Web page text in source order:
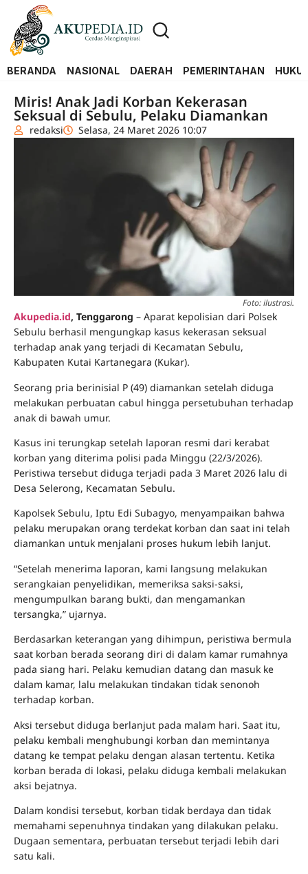
BERANDA NASIONAL DAERAH PEMERINTAHAN
Miris! Anak Jadi Korban Kekerasan
Seksual di Sebulu, Pelaku Diamankan
redaksi Selasa, 24 Maret 2026 10:07
Foto: ilustrasi.
Akupedia.id, Tenggarong – Aparat kepolisian dari Polsek
Sebulu berhasil mengungkap kasus kekerasan seksual
terhadap anak yang terjadi di Kecamatan Sebulu,
Kabupaten Kutai Kartanegara (Kukar).
Seorang pria berinisial P (49) diamankan setelah diduga
melakukan perbuatan cabul hingga persetubuhan terhadap
anak di bawah umur.
Kasus ini terungkap setelah laporan resmi dari kerabat
korban yang diterima polisi pada Minggu (22/3/2026).
Peristiwa tersebut diduga terjadi pada 3 Maret 2026 lalu di
Desa Selerong, Kecamatan Sebulu.
Kapolsek Sebulu, Iptu Edi Subagyo, menyampaikan bahwa
pelaku merupakan orang terdekat korban dan saat ini telah
diamankan untuk menjalani proses hukum lebih lanjut.
“Setelah menerima laporan, kami langsung melakukan
serangkaian penyelidikan, memeriksa saksi-saksi,
mengumpulkan barang bukti, dan mengamankan
tersangka,” ujarnya.
Berdasarkan keterangan yang dihimpun, peristiwa bermula
saat korban berada seorang diri di dalam kamar rumahnya
pada siang hari. Pelaku kemudian datang dan masuk ke
dalam kamar, lalu melakukan tindakan tidak senonoh
terhadap korban.
Aksi tersebut diduga berlanjut pada malam hari. Saat itu,
pelaku kembali menghubungi korban dan memintanya
datang ke tempat pelaku dengan alasan tertentu. Ketika
korban berada di lokasi, pelaku diduga kembali melakukan
aksi bejatnya.
Dalam kondisi tersebut, korban tidak berdaya dan tidak
memahami sepenuhnya tindakan yang dilakukan pelaku.
Dugaan sementara, perbuatan tersebut terjadi lebih dari
satu kali.